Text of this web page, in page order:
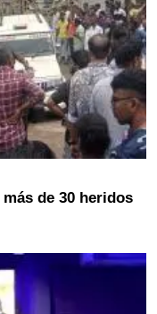
de 30 heridos